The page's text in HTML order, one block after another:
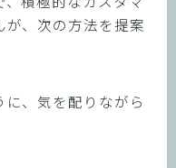
、次の方法を提案
、気を配りながら